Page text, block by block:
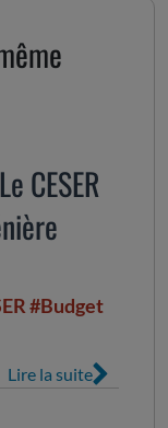
CESER
#Budget
Lire la suite